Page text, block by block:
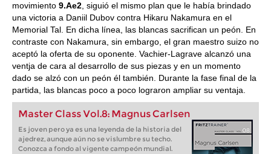
movimiento 9.Ae2 , siguió el mismo plan que le había brindado
una victoria a Daniil Dubov contra Hikaru Nakamura en el
Memorial Tal. En dicha línea, las blancas sacrifican un peón. En
contraste con Nakamura, sin embargo, el gran maestro suizo no
aceptó la oferta de su oponente. Vachier-Lagrave alcanzó una
ventja de cara al desarrollo de sus piezas y en un momento
dado se alzó con un peón él también. Durante la fase final de la
partida, las blancas poco a poco lograron ampliar su ventaja.
Master Class Vol.8: Magnus Carlsen
Es joven pero ya es una leyenda de la historia del
ajedrez, aunque aún no se vislumbre su techo.
Conozca a fondo al vigente campeón mundial.